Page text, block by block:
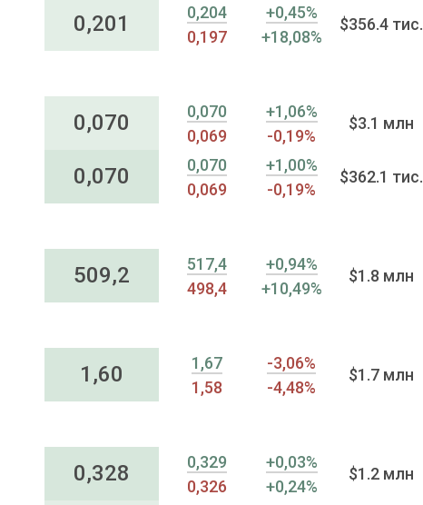
0,201
0,204
0,197
+0,45%
+18,08%
$356.4 тис.
0,070
0,070
0,069
+1,06%
-0,19%
$3.1 млн
0,070
0,070
0,069
+1,00%
-0,19%
$362.1 тис.
509,2
517,4
498,4
+0,94%
+10,49%
$1.8 млн
1,60
1,67
1,58
-3,06%
-4,48%
$1.7 млн
0,328
0,329
0,326
+0,03%
+0,24%
$1.2 млн